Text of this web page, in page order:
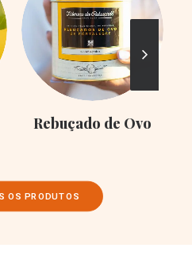
Rebuçado de Ovo
OS PRODUTOS